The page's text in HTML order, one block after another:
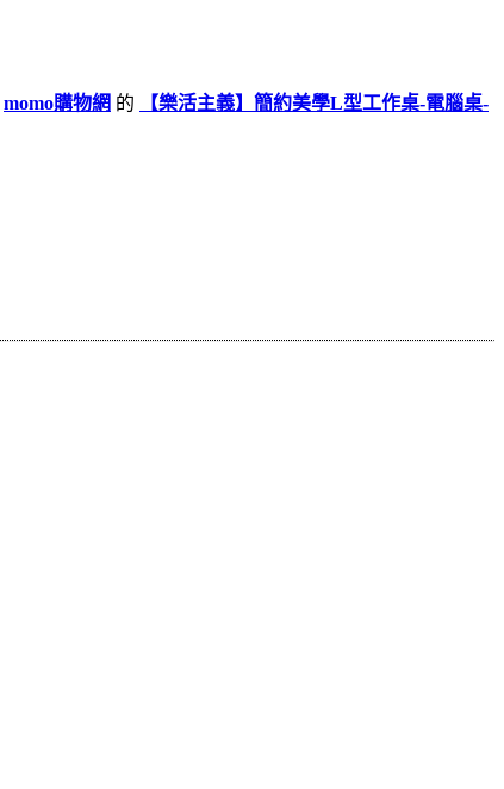
momo購物網 的
【樂活主義】簡約美學L型工作桌-電腦桌-